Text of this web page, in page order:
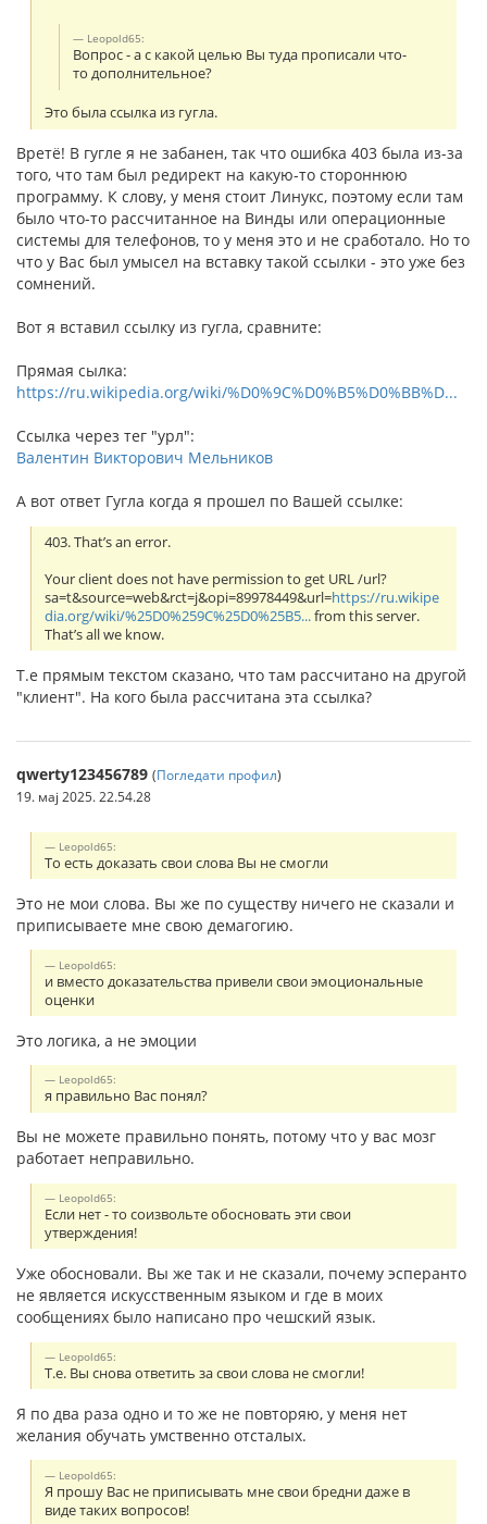
Leopold65:
Вопрос - а с какой целью Вы туда прописали что-
то дополнительное?
Это была ссылка из гугла.
Вретё! В гугле я не забанен, так что ошибка 403 была из-за
того, что там был редирект на какую-то стороннюю
программу. К слову, у меня стоит Линукс, поэтому если там
было что-то рассчитанное на Винды или операционные
системы для телефонов, то у меня это и не сработало. Но то
что у Вас был умысел на вставку такой ссылки - это уже без
сомнений.
Вот я вставил ссылку из гугла, сравните:
Прямая сылка:
https://ru.wikipedia.org/wiki/%D0%9C%D0%B5%D0%BB%D...
Ссылка через тег "урл":
Валентин Викторович Мельников
А вот ответ Гугла когда я прошел по Вашей ссылке:
403. That’s an error.
Your client does not have permission to get URL /url?
sa=t&source=web&rct=j&opi=89978449&url=https://ru.wikipe
dia.org/wiki/%25D0%259C%25D0%25B5...from this server.
That’s all we know.
Т.е прямым текстом сказано, что там рассчитано на другой
"клиент". На кого была рассчитана эта ссылка?
qwerty123456789 (Погледати профил)
19. мај 2025. 22.54.28
Leopold65:
То есть доказать свои слова Вы не смогли
Это не мои слова. Вы же по существу ничего не сказали и
приписываете мне свою демагогию.
Leopold65:
и вместо доказательства привели свои эмоциональные
оценки
Это логика, а не эмоции
Leopold65:
я правильно Вас понял?
Вы не можете правильно понять, потому что у вас мозг
работает неправильно.
Leopold65:
Если нет - то соизвольте обосновать эти свои
утверждения!
Уже обосновали. Вы же так и не сказали, почему эсперанто
не является искусственным языком и где в моих
сообщениях было написано про чешский язык.
Leopold65:
Т.е. Вы снова ответить за свои слова не смогли!
Я по два раза одно и то же не повторяю, у меня нет
желания обучать умственно отсталых.
Leopold65:
Я прошу Вас не приписывать мне свои бредни даже в
виде таких вопросов!